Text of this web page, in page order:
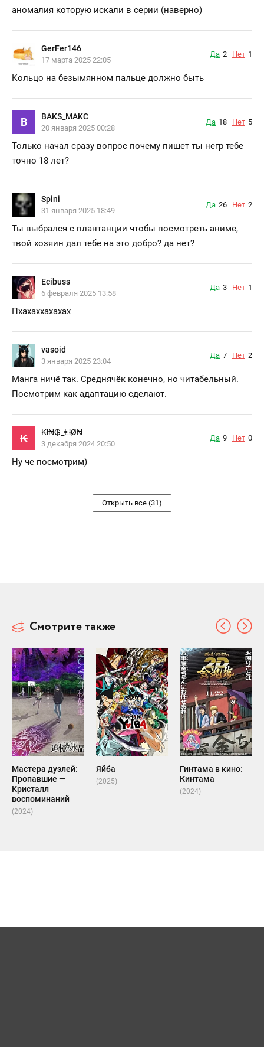
аномалия которую искали в серии (наверно)
GerFer146
17 марта 2025 22:05
Да 2 Нет 1
Кольцо на безымянном пальце должно быть
B BAKS_MAKC
20 января 2025 00:28
Да 18 Нет 5
Только начал сразу вопрос почему пишет ты негр тебе
точно 18 лет?
Spini
31 января 2025 18:49
Да 26 Нет 2
Ты выбрался с плантанции чтобы посмотреть аниме,
твой хозяин дал тебе на это добро? да нет?
Ecibuss
6 февраля 2025 13:58
Да 3 Нет 1
Пхахаххахахах
vasoid
3 января 2025 23:04
Да 7 Нет 2
Манга ничё так. Среднячёк конечно, но читабельный.
Посмотрим как адаптацию сделают.
₭ ₭ł₦₲_ⱠłØ₦
3 декабря 2024 20:50
Да 9 Нет 0
Ну че посмотрим)
Открыть все (31)
Смотрите также
Мастера дуэлей:
Пропавшие —
Кристалл
воспоминаний
(2024)
Яйба
(2025)
Гинтама в кино:
Кинтама
(2024)